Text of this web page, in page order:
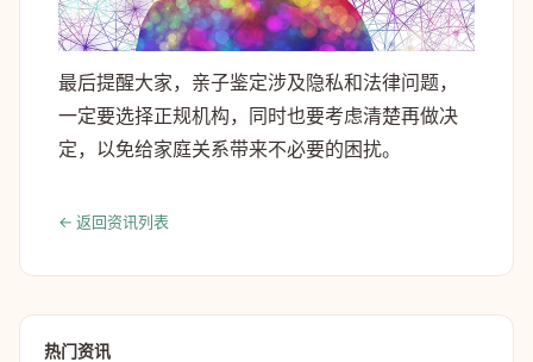
最后提醒大家，亲子鉴定涉及隐私和法律问题，
一定要选择正规机构，同时也要考虑清楚再做决
定，以免给家庭关系带来不必要的困扰。
← 返回资讯列表
热门资讯